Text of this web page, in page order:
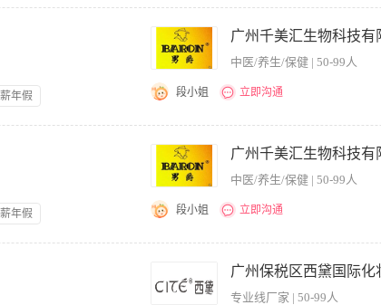
发掘更多适合品牌推广的网络手段； 5、通过网络渠道将公司品牌、线上平
引导会员关注公司微商城，不断增加微商城粉丝人数。 任职要求： 1、大专及
经验优先考虑； 3、熟悉电商平台的运营管理及操作规则； 4、有责任心，工
年假
中医/养生/保健 | 50-99人
段小姐 立即沟通
段及工具 7.具备一定的营销理念及策划能力 8.有过关键词优化百度首页案例
年假
中医/养生/保健 | 50-99人
段小姐 立即沟通
动，收集推广反馈数据，不断改进推广效果 5、评估、分析网站的关键词等
其他网站进行网站间的资源互换等合作，负责日常合作网站的管理及维护 8、
专业线厂家 | 50-99人